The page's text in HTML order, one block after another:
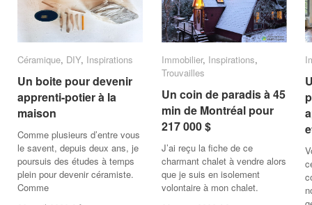
Céramique, DIY, Inspirations
Un boite pour devenir
apprenti-potier à la
maison
Comme plusieurs d’entre vous
le savent, depuis deux ans, je
poursuis des études à temps
plein pour devenir céramiste.
Comme
Céramique DIY Inspirations
Un boite pour devenir
apprenti-potier à la
maison
Immobilier, Inspirations,
Trouvailles
Un coin de paradis à 45
min de Montréal pour
217 000 $
J’ai reçu la fiche de ce
charmant chalet à vendre alors
que je suis en isolement
volontaire à mon chalet.
Immobilier Inspirations
Trouvailles
Un coin de paradis à 45
min de Montréal pour
217 000 $